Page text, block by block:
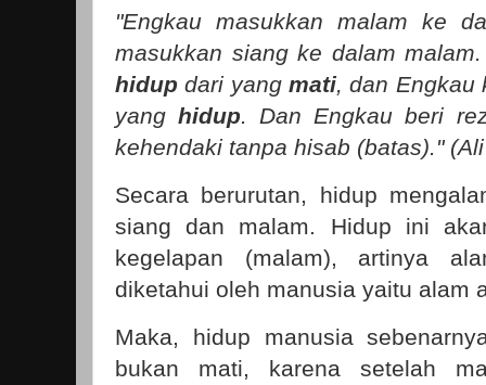
"Engkau masukkan malam ke
masukkan siang ke dalam
hidupdari yangmati, dan
yanghidup. Dan Engkau beri
kehendaki tanpa hisab (batas)."
Secara berurutan, hidup
siang dan malam. Hidup ini
kegelapan (malam), artinya
diketahui oleh manusia yaitu alam
Maka, hidup manusia
bukan mati, karena setelah